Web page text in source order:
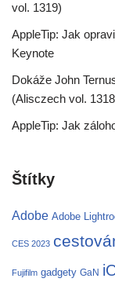
vol. 1319)
AppleTip: Jak
Keynote
Dokáže John
(Alisczech vol.
AppleTip: Jak
Štítky
Adobe Adobe
CES 2023
Fujifilm gadgety GaN